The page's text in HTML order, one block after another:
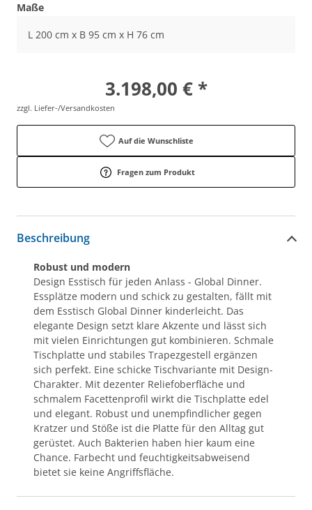
Maße
L 200 cm x B 95 cm x H 76 cm
3.198,00 € *
zzgl. Liefer-/Versandkosten
Auf die Wunschliste
Fragen zum Produkt
Beschreibung
Robust und modern
Design Esstisch für jeden Anlass - Global Dinner.
Essplätze modern und schick zu gestalten, fällt mit
dem Esstisch Global Dinner kinderleicht. Das
elegante Design setzt klare Akzente und lässt sich
mit vielen Einrichtungen gut kombinieren. Schmale
Tischplatte und stabiles Trapezgestell ergänzen
sich perfekt. Eine schicke Tischvariante mit Design-
Charakter. Mit dezenter Reliefoberfläche und
schmalem Facettenprofil wirkt die Tischplatte edel
und elegant. Robust und unempfindlicher gegen
Kratzer und Stöße ist die Platte für den Alltag gut
gerüstet. Auch Bakterien haben hier kaum eine
Chance. Farbecht und feuchtigkeitsabweisend
bietet sie keine Angriffsfläche.